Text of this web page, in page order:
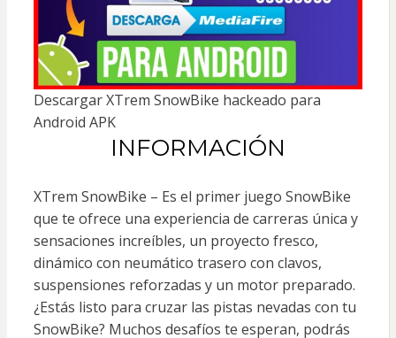
Descargar XTrem SnowBike hackeado para
Android APK
INFORMACIÓN
XTrem SnowBike – Es el primer juego SnowBike
que te ofrece una experiencia de carreras única y
sensaciones increíbles, un proyecto fresco,
dinámico con neumático trasero con clavos,
suspensiones reforzadas y un motor preparado.
¿Estás listo para cruzar las pistas nevadas con tu
SnowBike? Muchos desafíos te esperan, podrás